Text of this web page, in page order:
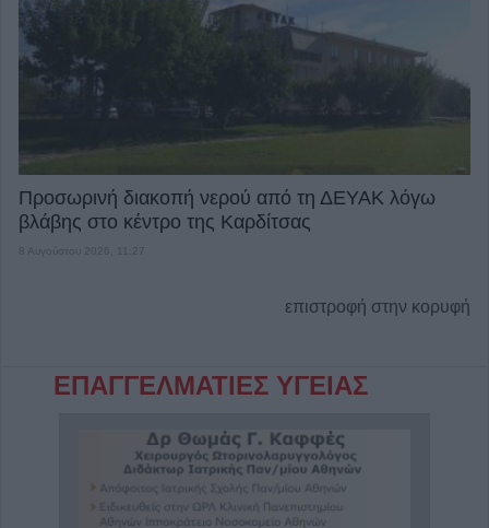
Προσωρινή διακοπή νερού από τη ΔΕΥΑΚ λόγω
βλάβης στο κέντρο της Καρδίτσας
8 Αυγούστου 2026, 11:27
επιστροφή στην κορυφή
ΕΠΑΓΓΕΛΜΑΤΙΕΣ ΥΓΕΙΑΣ